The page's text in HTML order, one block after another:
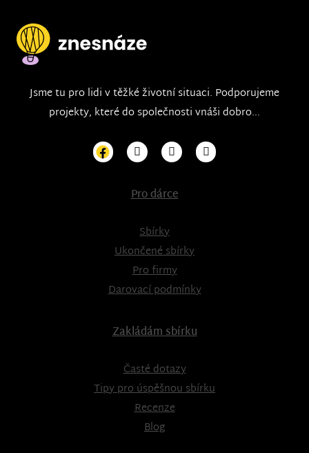
Jsme tu pro lidi v těžké životní situaci. Podporujeme
projekty, které do společnosti vnáši dobro...
Pro dárce
Sbírky
Ukončené sbírky
Pro firmy
Darovací podmínky
Zakládám sbírku
Časté dotazy
Tipy pro úspěšnou sbírku
Recenze
Blog